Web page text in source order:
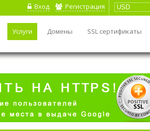
Вход Регистрация
Услуги Домены SSL сертификаты